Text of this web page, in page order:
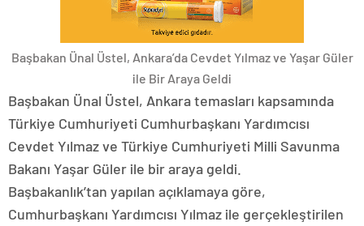
Başbakan Ünal Üstel, Ankara’da Cevdet Yılmaz ve Yaşar Güler
ile Bir Araya Geldi
Başbakan Ünal Üstel, Ankara temasları kapsamında
Türkiye Cumhuriyeti Cumhurbaşkanı Yardımcısı
Cevdet Yılmaz ve Türkiye Cumhuriyeti Milli Savunma
Bakanı Yaşar Güler ile bir araya geldi.
Başbakanlık’tan yapılan açıklamaya göre,
Cumhurbaşkanı Yardımcısı Yılmaz ile gerçekleştirilen